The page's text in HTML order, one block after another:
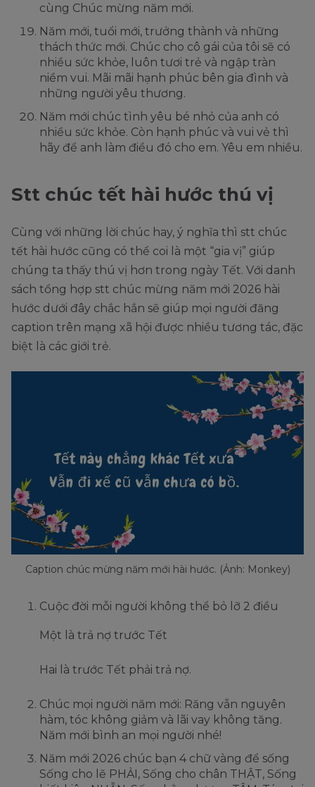
cùng Chúc mừng năm mới.
Năm mới, tuổi mới, trưởng thành và những
thách thức mới. Chúc cho cô gái của tôi sẽ có
nhiều sức khỏe, luôn tươi trẻ và ngập tràn
niềm vui. Mãi mãi hạnh phúc bên gia đình và
những người yêu thương.
Năm mới chúc tình yêu bé nhỏ của anh có
nhiều sức khỏe. Còn hạnh phúc và vui vẻ thì
hãy để anh làm điều đó cho em. Yêu em nhiều.
Stt chúc tết hài hước thú vị
Cùng với những lời chúc hay, ý nghĩa thì stt chúc
tết hài hước cũng có thể coi là một “gia vị” giúp
chúng ta thấy thú vị hơn trong ngày Tết. Với danh
sách tổng hợp stt chúc mừng năm mới 2026 hài
hước dưới đây chắc hẳn sẽ giúp mọi người đăng
caption trên mạng xã hội được nhiều tương tác, đặc
biệt là các giới trẻ.
Caption chúc mừng năm mới hài hước. (Ảnh: Monkey)
Cuộc đời mỗi người không thể bỏ lỡ 2 điều
Một là trả nợ trước Tết
Hai là trước Tết phải trả nợ.
Chúc mọi người năm mới: Răng vẫn nguyên
hàm, tóc không giảm và lãi vay không tăng.
Năm mới bình an mọi người nhé!
Năm mới 2026 chúc bạn 4 chữ vàng để sống
Sống cho lẽ PHẢI, Sống cho chân THẬT, Sống